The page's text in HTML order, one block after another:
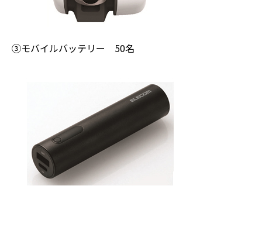
③モバイルバッテリー 50名